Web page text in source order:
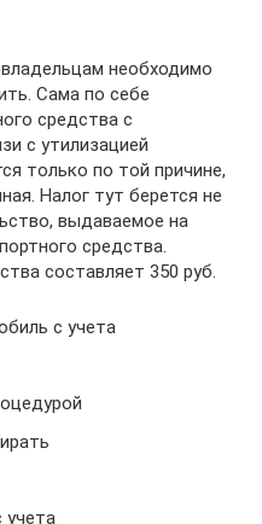
необходимо
Сама по себе
средства с
с утилизацией
только по той причине,
Налог тут берется не
выдаваемое на
средства.
составляет 350 руб.
с учета
учета